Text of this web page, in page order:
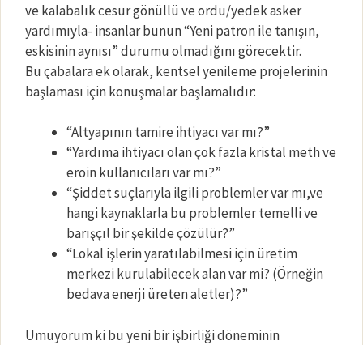
ve kalabalık cesur gönüllü ve ordu/yedek asker
yardımıyla- insanlar bunun “Yeni patron ile tanışın,
eskisinin aynısı” durumu olmadığını görecektir.
Bu çabalara ek olarak, kentsel yenileme projelerinin
başlaması için konuşmalar başlamalıdır:
“Altyapının tamire ihtiyacı var mı?”
“Yardıma ihtiyacı olan çok fazla kristal meth ve
eroin kullanıcıları var mı?”
“Şiddet suçlarıyla ilgili problemler var mı,ve
hangi kaynaklarla bu problemler temelli ve
barışçıl bir şekilde çözülür?”
“Lokal işlerin yaratılabilmesi için üretim
merkezi kurulabilecek alan var mi? (Örneğin
bedava enerji üreten aletler)?”
Umuyorum ki bu yeni bir işbirliği döneminin